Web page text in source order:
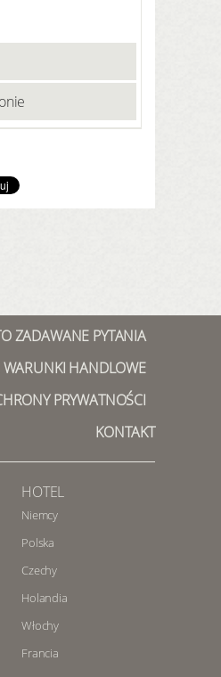
ZADAWANE PYTANIA
HANDLOWE
PRYWATNOŚCI
KONTAKT
HOTEL
Niemcy
Polska
Czechy
Holandia
Włochy
Francia